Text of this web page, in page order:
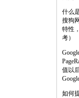
什么
搜狗
特性
考）
值以
如何